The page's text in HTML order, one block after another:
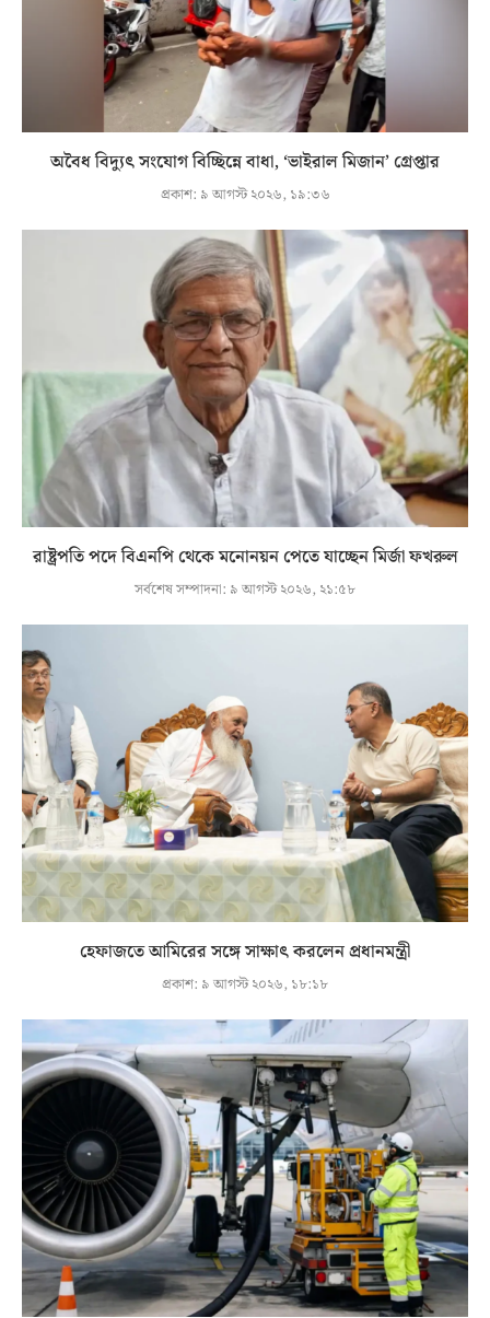
অবৈধ বিদ্যুৎ সংযোগ বিচ্ছিন্নে বাধা, ‘ভাইরাল মিজান’ গ্রেপ্তার
প্রকাশ: ৯ আগস্ট ২০২৬, ১৯:৩৬
রাষ্ট্রপতি পদে বিএনপি থেকে মনোনয়ন পেতে যাচ্ছেন মির্জা ফখরুল
সর্বশেষ সম্পাদনা: ৯ আগস্ট ২০২৬, ২১:৫৮
হেফাজতে আমিরের সঙ্গে সাক্ষাৎ করলেন প্রধানমন্ত্রী
প্রকাশ: ৯ আগস্ট ২০২৬, ১৮:১৮